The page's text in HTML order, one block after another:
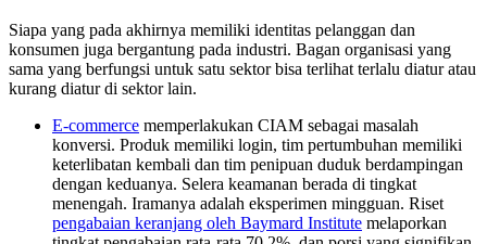
Siapa yang pada akhirnya memiliki identitas pelanggan dan
konsumen juga bergantung pada industri. Bagan organisasi yang
sama yang berfungsi untuk satu sektor bisa terlihat terlalu diatur atau
kurang diatur di sektor lain.
E-commerce memperlakukan CIAM sebagai masalah
konversi. Produk memiliki login, tim pertumbuhan memiliki
keterlibatan kembali dan tim penipuan duduk berdampingan
dengan keduanya. Selera keamanan berada di tingkat
menengah. Iramanya adalah eksperimen mingguan. Riset
pengabaian keranjang oleh Baymard Institute melaporkan